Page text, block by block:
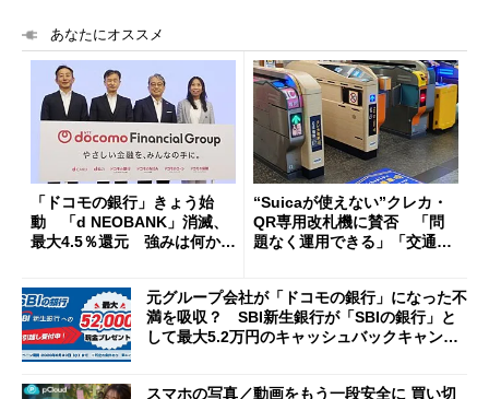
あなたにオススメ
「ドコモの銀行」きょう始
動 「d NEOBANK」消滅、
最大4.5％還元 強みは何か解
“Suicaが使えない”クレカ・
QR専用改札機に賛否 「問
題なく運用できる」「交通系I
元グループ会社が「ドコモの銀行」になった不
満を吸収？ SBI新生銀行が「SBIの銀行」と
して最大5.2万円のキャッシュバックキャンペ
スマホの写真／動画をもう一段安全に 買い切